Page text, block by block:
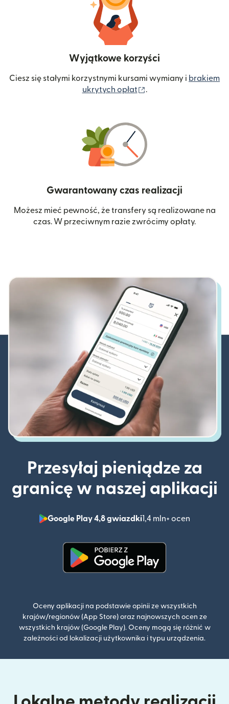
Wyjątkowe korzyści
Ciesz się stałymi korzystnymi kursami wymiany i brakiem
ukrytych opłat
.
Gwarantowany czas realizacji
Możesz mieć pewność, że transfery są realizowane na
czas. W przeciwnym razie zwrócimy opłaty.
Przesyłaj pieniądze za
granicę w naszej aplikacji
Google Play 4,8 gwiazdki1,4 mln+ ocen
(otwiera
Oceny aplikacji na podstawie opinii ze wszystkich
krajów/regionów (App Store) oraz najnowszych ocen ze
wszystkich krajów (Google Play). Oceny mogą się różnić w
zależności od lokalizacji użytkownika i typu urządzenia.